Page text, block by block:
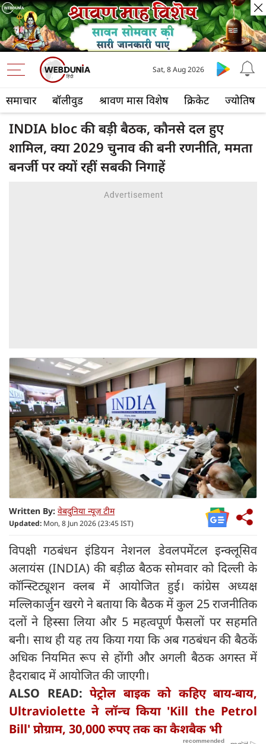
समाचार बॉलीवुड श्रावण मास विशेष क्रिकेट ज्योतिष
Sat, 8 Aug 2026
INDIA bloc की बड़ी बैठक, कौनसे दल हुए
शामिल, क्या 2029 चुनाव की बनी रणनीति, ममता
बनर्जी पर क्यों रहीं सबकी निगाहें
Written By: वेबदुनिया न्यूज़ टीम
Updated: Mon, 8 Jun 2026 (23:45 IST)
विपक्षी गठबंधन इंडियन नेशनल डेवलपमेंटल इन्क्लूसिव
अलायंस (INDIA) की बड़ीळ बैठक सोमवार को दिल्ली के
कॉन्स्टिट्यूशन क्लब में आयोजित हुई। कांग्रेस अध्यक्ष
मल्लिकार्जुन खरगे ने बताया कि बैठक में कुल 25 राजनीतिक
दलों ने हिस्सा लिया और 5 महत्वपूर्ण फैसलों पर सहमति
बनी। साथ ही यह तय किया गया कि अब गठबंधन की बैठकें
अधिक नियमित रूप से होंगी और अगली बैठक अगस्त में
हैदराबाद में आयोजित की जाएगी।
ALSO READ: पेट्रोल बाइक को कहिए बाय-बाय,
Ultraviolette ने लॉन्च किया 'Kill the Petrol
Bill' प्रोग्राम, 30,000 रुपए तक का कैशबैक भी